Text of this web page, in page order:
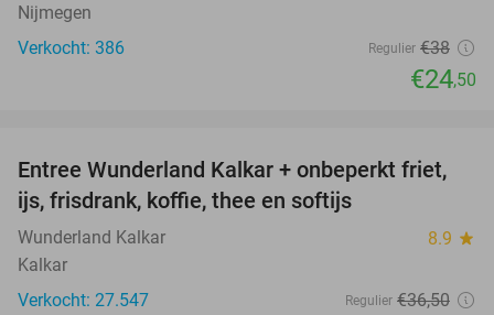
Nijmegen
Verkocht: 386
Regulier €38
€24,50
32%
Entree Wunderland Kalkar + onbeperkt friet,
ijs, frisdrank, koffie, thee en softijs
Wunderland Kalkar 8.9 star
Kalkar
Verkocht: 27.547
Regulier €36,50